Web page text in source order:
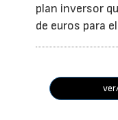
plan inversor
de euros para